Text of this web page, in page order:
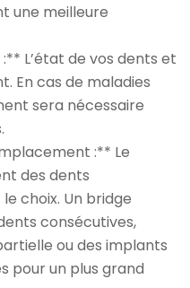
une meilleure
L’état de vos dents et
En cas de maladies
sera nécessaire
:** Le
des dents
choix. Un bridge
consécutives,
ou des implants
pour un plus grand